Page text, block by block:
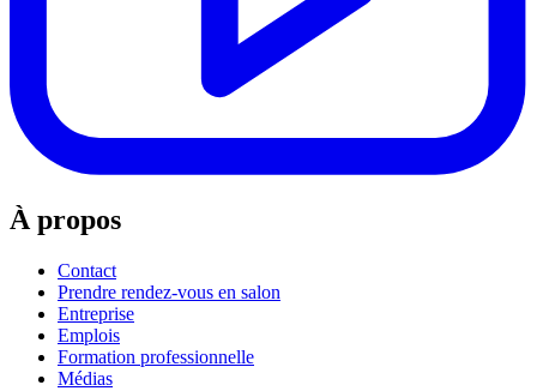
À propos
Contact
Prendre rendez-vous en salon
Entreprise
Emplois
Formation professionnelle
Médias